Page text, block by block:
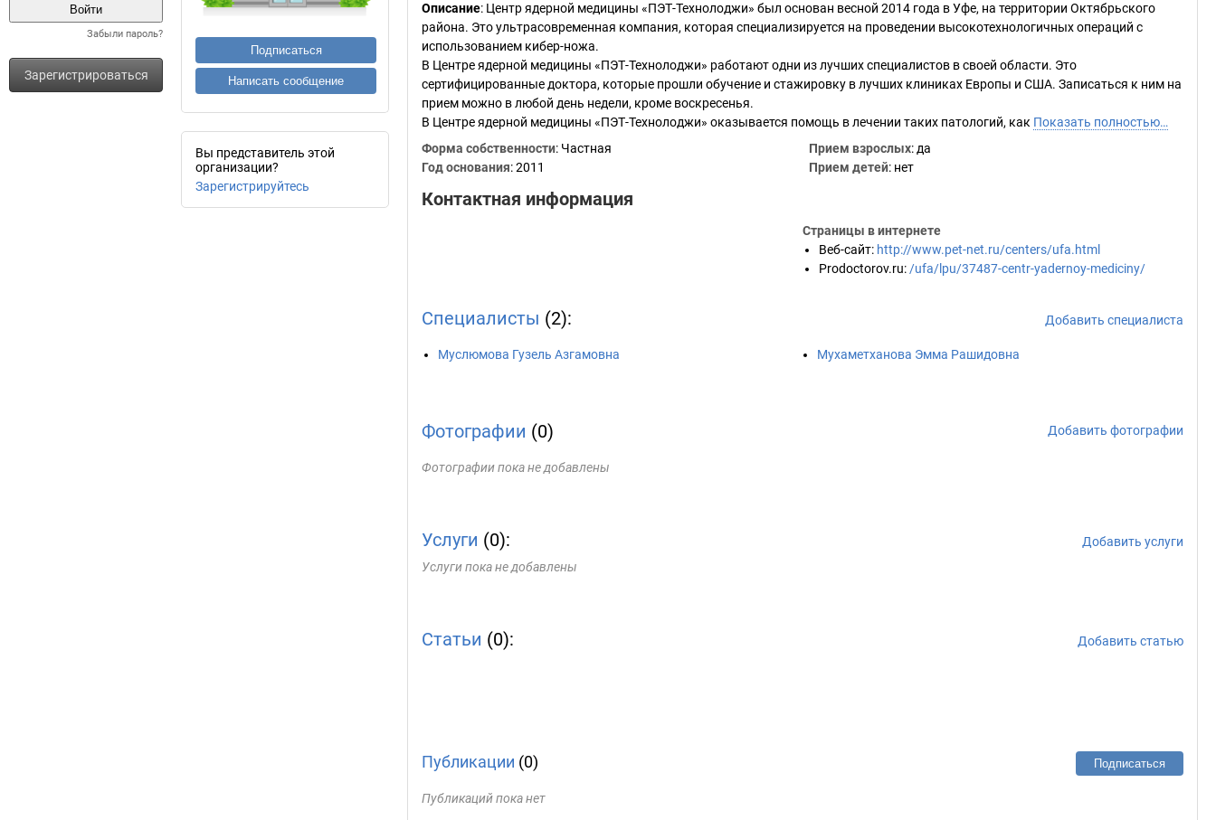
Забыли пароль?
Зарегистрироваться
Подписаться
Написать сообщение
Вы представитель этой
организации?
Зарегистрируйтесь
Описание: Центр ядерной медицины «ПЭТ-Технолоджи» был основан весной 2014 года в Уфе, на территории Октябрьского
района. Это ультрасовременная компания, которая специализируется на проведении высокотехнологичных операций с
использованием кибер-ножа.
В Центре ядерной медицины «ПЭТ-Технолоджи» работают одни из лучших специалистов в своей области. Это
сертифицированные доктора, которые прошли обучение и стажировку в лучших клиниках Европы и США. Записаться к ним на
прием можно в любой день недели, кроме воскресенья.
В Центре ядерной медицины «ПЭТ-Технолоджи» оказывается помощь в лечении таких патологий, как Показать полностью…
Форма собственности: Частная
Год основания:2011
Прием взрослых: да
Прием детей: нет
Контактная информация
Страницы в интернете
Веб-сайт: http://www.pet-net.ru/centers/ufa.html
Prodoctorov.ru: /ufa/lpu/37487-centr-yadernoy-mediciny/
Специалисты (2): Добавить специалиста
Муслюмова Гузель Азгамовна Мухаметханова Эмма Рашидовна
Фотографии (0) Добавить фотографии
Фотографии пока не добавлены
Услуги (0):
Добавить услуги
Услуги пока не добавлены
Статьи (0): Добавить статью
Публикации (0) Подписаться
Публикаций пока нет